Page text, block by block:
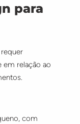
para
em relação ao
com